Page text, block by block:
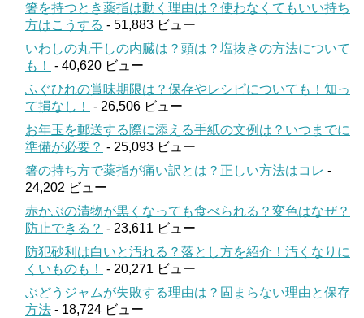
箸を持つとき薬指は動く理由は？使わなくてもいい持ち
方はこうする - 51,883 ビュー
いわしの丸干しの内臓は？頭は？塩抜きの方法について
も！
- 40,620 ビュー
ふぐひれの賞味期限は？保存やレシピについても！知っ
て損なし！
- 26,506 ビュー
お年玉を郵送する際に添える手紙の文例は？いつまでに
準備が必要？ - 25,093 ビュー
箸の持ち方で薬指が痛い訳とは？正しい方法はコレ -
24,202 ビュー
赤かぶの漬物が黒くなっても食べられる？変色はなぜ？
防止できる？ - 23,611 ビュー
防犯砂利は白いと汚れる？落とし方を紹介！汚くなりに
くいものも！
- 20,271 ビュー
ぶどうジャムが失敗する理由は？固まらない理由と保存
方法 - 18,724 ビュー